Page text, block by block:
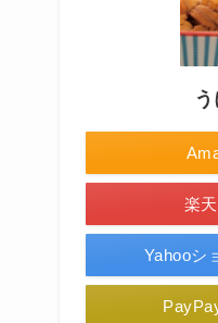
楽
Yahooシ